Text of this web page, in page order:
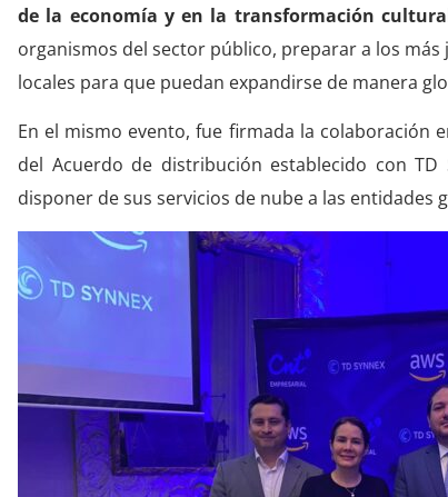
de la economía y en la transformación
organismos del sector público, preparar a los
locales para que puedan expandirse de manera
En el mismo evento, fue firmada la colaboración
del Acuerdo de distribución establecido con TD
disponer de sus servicios de nube a las entidades